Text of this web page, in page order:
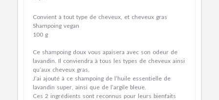
Convient à tout type de cheveux, et cheveux gras
Shampoing vegan
100 g
Ce shampoing doux vous apaisera avec son odeur de
lavandin. Il conviendra à tous les types de cheveux ainsi
qu’aux cheveux gras.
J’ai ajouté à ce shampoing de l’huile essentielle de
lavandin super , ainsi que de l’argile bleue
Ces 2 ingrédients sont reconnus pour leurs bienfaits